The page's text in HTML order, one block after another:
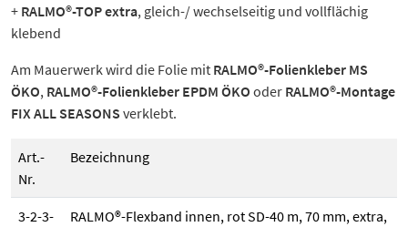
+ RALMO®-TOP extra, gleich-/ wechselseitig und vollflächig
klebend
Am Mauerwerk wird die Folie mit RALMO®-Folienkleber MS
ÖKO, RALMO®-Folienkleber EPDM ÖKO oder RALMO®-Montage
FIX ALL SEASONS verklebt.
Art.-
Nr.
Bezeichnung
3-2-3-
RALMO®-Flexband innen, rot SD-40 m, 70 mm, extra,